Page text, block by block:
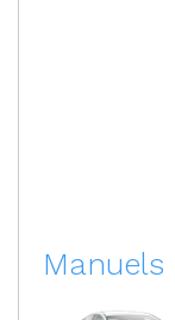
Manuels